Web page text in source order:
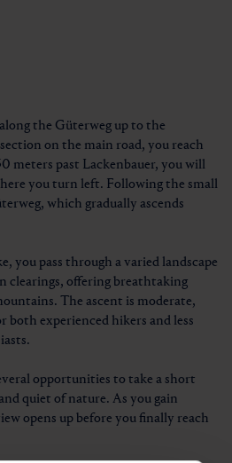
the Güterweg up to the
on the main road, you reach
meters past Lackenbauer, you will
you turn left. Following the small
which gradually ascends
you pass through a varied landscape
clearings, offering breathtaking
The ascent is moderate,
both experienced hikers and less
opportunities to take a short
quiet of nature. As you gain
opens up before you finally reach